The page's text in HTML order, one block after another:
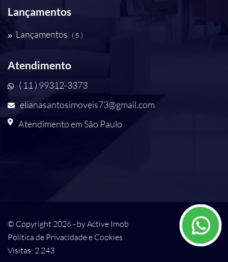
Lançamentos
Lançamentos ( 5 )
Atendimento
( 11 ) 99312-3373
elianasantosimoveis73@gmail.com
Atendimento em São Paulo
© Copyright 2026 - byActive Imob
Política de Privacidade e Cookies
Visitas: 2.243